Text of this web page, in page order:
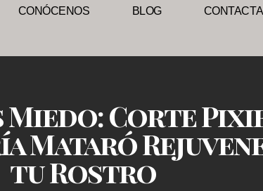
CONÓCENOS BLOG
Miedo: Corte
Mataró
tu Rostro